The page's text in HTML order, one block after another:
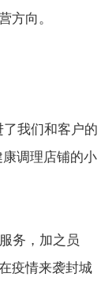
方向。
我们和客户的
调理店铺的小
务，加之员
疫情来袭封城